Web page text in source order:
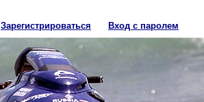
Зарегистрироваться Вход с паролем